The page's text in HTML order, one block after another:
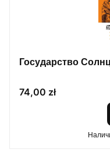
Государство
Цена
74,00 zł